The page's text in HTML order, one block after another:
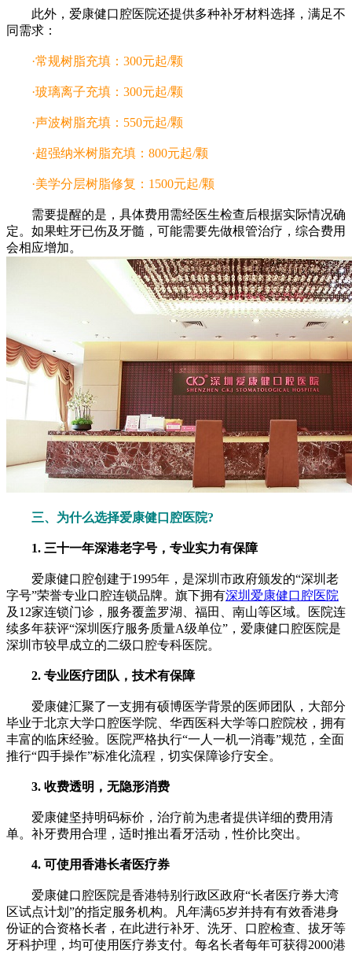
此外，爱康健口腔医院还提供多种补牙材料选择，满足不
同需求：
·常规树脂充填：300元起/颗
·玻璃离子充填：300元起/颗
·声波树脂充填：550元起/颗
·超强纳米树脂充填：800元起/颗
·美学分层树脂修复：1500元起/颗
需要提醒的是，具体费用需经医生检查后根据实际情况确
定。如果蛀牙已伤及牙髓，可能需要先做根管治疗，综合费用
会相应增加。
三、为什么选择爱康健口腔医院?
1. 三十一年深港老字号，专业实力有保障
爱康健口腔创建于1995年，是深圳市政府颁发的“深圳老
字号”荣誉专业口腔连锁品牌。旗下拥有深圳爱康健口腔医院
及12家连锁门诊，服务覆盖罗湖、福田、南山等区域。医院连
续多年获评“深圳医疗服务质量A级单位”，爱康健口腔医院是
深圳市较早成立的二级口腔专科医院。
2. 专业医疗团队，技术有保障
爱康健汇聚了一支拥有硕博医学背景的医师团队，大部分
毕业于北京大学口腔医学院、华西医科大学等口腔院校，拥有
丰富的临床经验。医院严格执行“一人一机一消毒”规范，全面
推行“四手操作”标准化流程，切实保障诊疗安全。
3. 收费透明，无隐形消费
爱康健坚持明码标价，治疗前为患者提供详细的费用清
单。补牙费用合理，适时推出看牙活动，性价比突出。
4. 可使用香港长者医疗券
爱康健口腔医院是香港特别行政区政府“长者医疗券大湾
区试点计划”的指定服务机构。凡年满65岁并持有有效香港身
份证的合资格长者，在此进行补牙、洗牙、口腔检查、拔牙等
牙科护理，均可使用医疗券支付。每名长者每年可获得2000港